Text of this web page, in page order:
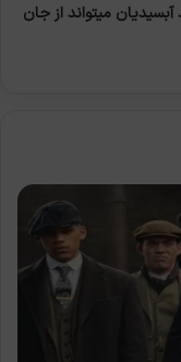
میتواند از جان